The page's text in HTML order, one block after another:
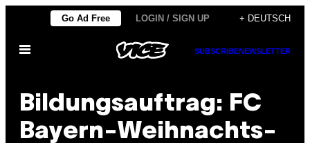
content
Go Ad Free LOGIN / SIGN UP + DEUTSCH
Open
SUBSCRIBENEWSLETTER
Bildungsauftrag: FC
Bayern-Weihnachts-